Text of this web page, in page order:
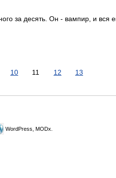
за десять. Он - вампир, и вся
10 11 12 13
WordPress, MODx.